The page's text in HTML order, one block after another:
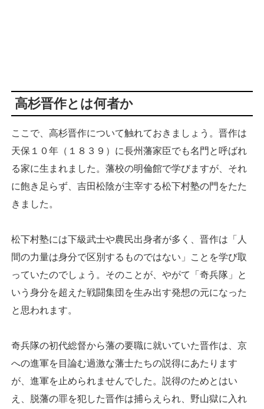
高杉晋作とは何者か
ここで、高杉晋作について触れておきましょう。晋作は
天保１０年（１８３９）に長州藩家臣でも名門と呼ばれ
る家に生まれました。藩校の明倫館で学びますが、それ
に飽き足らず、吉田松陰が主宰する松下村塾の門をたた
きました。
松下村塾には下級武士や農民出身者が多く、晋作は「人
間の力量は身分で区別するものではない」ことを学び取
っていたのでしょう。そのことが、やがて「奇兵隊」と
いう身分を超えた戦闘集団を生み出す発想の元になった
と思われます。
奇兵隊の初代総督から藩の要職に就いていた晋作は、京
への進軍を目論む過激な藩士たちの説得にあたります
が、進軍を止められませんでした。説得のためとはい
え、脱藩の罪を犯した晋作は捕らえられ、野山獄に入れ